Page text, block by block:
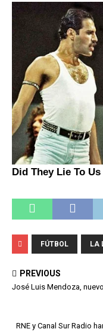
FÚTBOL LA
PREVIOUS
José Luis Mendoza,
RNE y Canal Sur Radio